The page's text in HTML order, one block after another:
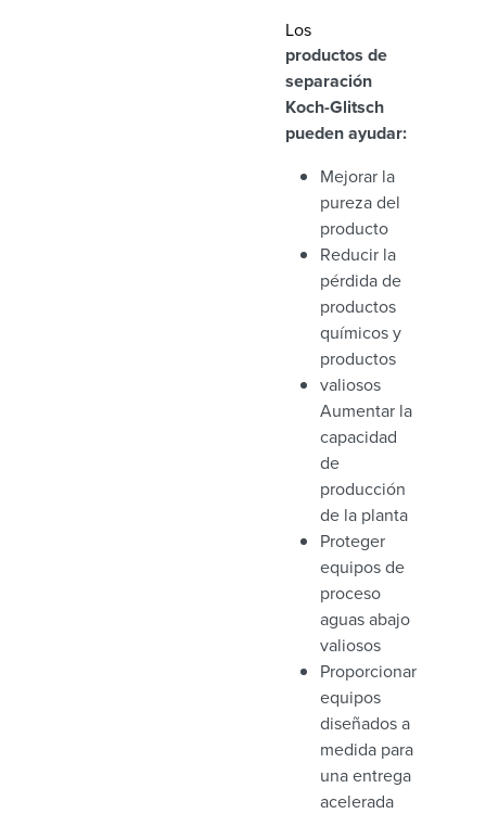
Los
productos de
separación
Koch-Glitsch
pueden ayudar:
Mejorar la
pureza del
producto
Reducir la
pérdida de
productos
químicos y
productos
valiosos
Aumentar la
capacidad
de
producción
de la planta
Proteger
equipos de
proceso
aguas abajo
valiosos
Proporcionar
equipos
diseñados a
medida para
una entrega
acelerada